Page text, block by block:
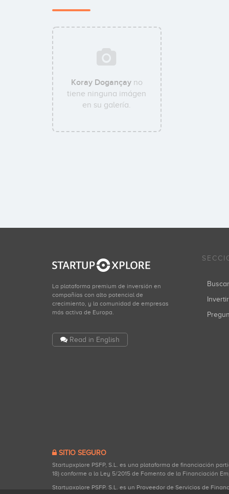
Koray Dogançayno
tiene ninguna imágen
en su galería.
La plataforma premium de inversión en
compañías con alto potencial de
crecimiento, y la comunidad de empresas
más activa de Europa.
Read in English
SITIO SEGURO
Startupxplore PSFP, S.L. es una plataforma de financiación
18) conforme a la Ley 5/2015 de Fomento de la Financiación
Startupxplore PSFP, S.L. es un Proveedor de Servicios de